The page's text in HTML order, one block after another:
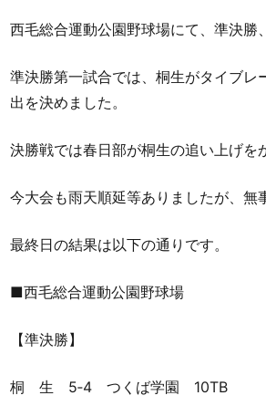
西毛総合運動公園野球場にて、準決勝
準決勝第一試合では、桐生がタイブ
出を決めました。
決勝戦では春日部が桐生の追い上げを
今大会も雨天順延等ありましたが、無
最終日の結果は以下の通りです。
■西毛総合運動公園野球場
【準決勝】
桐 生 5‐4 つくば学園 10TB